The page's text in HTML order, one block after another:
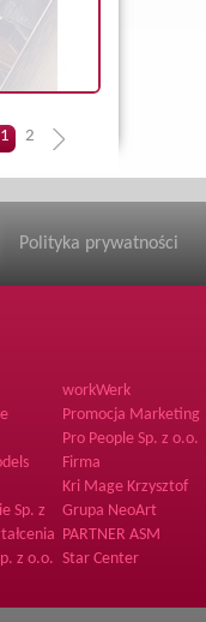
1 2
Polityka prywatności
workWerk
Promocja Marketing
Pro People Sp. z o.o.
Firma
Kri Mage Krzysztof
Zdrzałka
Sp. z
Grupa NeoArt
PARTNER ASM
z o.o. Star Center